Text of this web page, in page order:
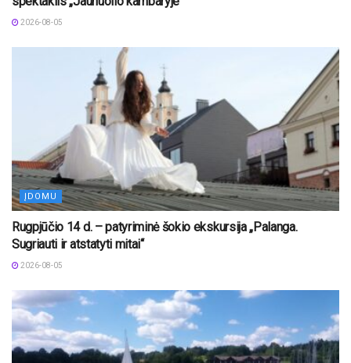
2026-08-05
ĮDOMU
Rugpjūčio 14 d. – patyriminė šokio ekskursija „Palanga.
Sugriauti ir atstatyti mitai“
2026-08-05